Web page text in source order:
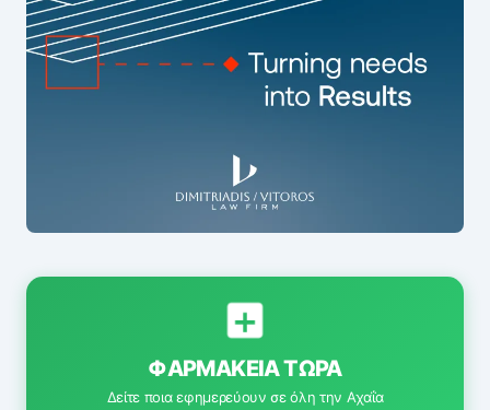
ΦΑΡΜΑΚΕΊΑ ΤΏΡΑ
Δείτε ποια εφημερεύουν σε όλη την Αχαΐα